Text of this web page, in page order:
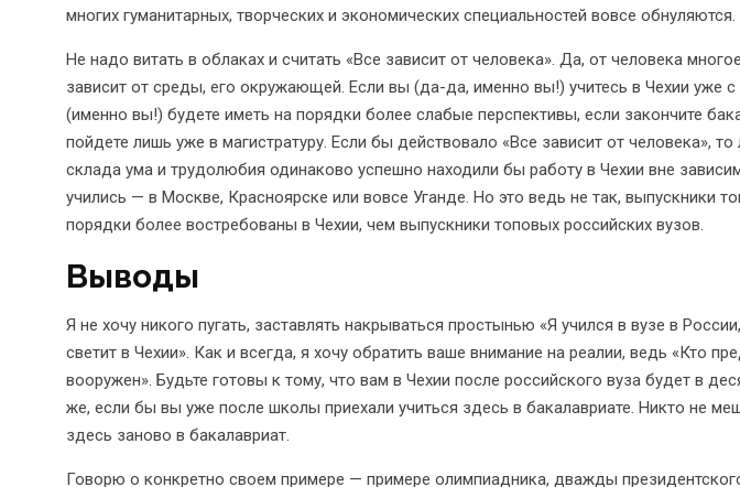
многих гуманитарных, творческих и экономических специальностей вовсе обнуляются.
Не надо витать в облаках и считать «Все зависит от человека». Да, от человека
зависит от среды, его окружающей. Если вы (да-да, именно вы!) учитесь в Чехии уже с
(именно вы!) будете иметь на порядки более слабые перспективы, если закончите
пойдете лишь уже в магистратуру. Если бы действовало «Все зависит от человека»,
склада ума и трудолюбия одинаково успешно находили бы работу в Чехии вне
учились — в Москве, Красноярске или вовсе Уганде. Но это ведь не так, выпускники
порядки более востребованы в Чехии, чем выпускники топовых российских вузов.
Выводы
Я не хочу никого пугать, заставлять накрываться простынью «Я учился в вузе в
светит в Чехии». Как и всегда, я хочу обратить ваше внимание на реалии, ведь «Кто
вооружен». Будьте готовы к тому, что вам в Чехии после российского вуза будет в
же, если бы вы уже после школы приехали учиться здесь в бакалавриате. Никто не
здесь заново в бакалавриат.
Говорю о конкретно своем примере — примере олимпиадника, дважды